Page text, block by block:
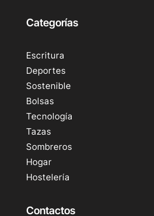
Categorías
Escritura
Deportes
Sostenible
Bolsas
Tecnología
Tazas
Sombreros
Hogar
Hostelería
Contactos